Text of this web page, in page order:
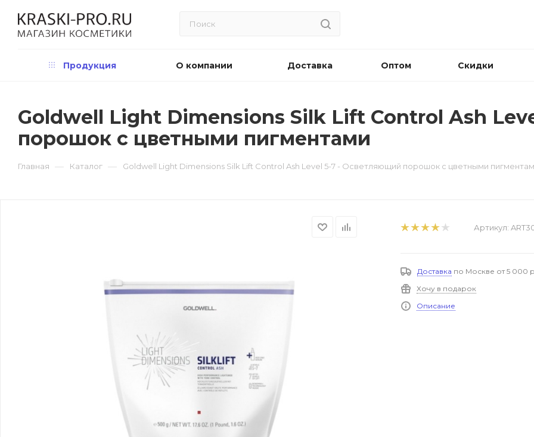
Продукция О компании Доставка Оптом Скидки
Goldwell Light Dimensions Silk Lift Control Ash
порошок с цветными пигментами
Главная — Каталог — Goldwell Light Dimensions Silk Lift Control Ash Level 5-7 - Осветляющий порошок с цветными
Артикул:
Доставка по Москве от 5 000
Хочу в подарок
Описание